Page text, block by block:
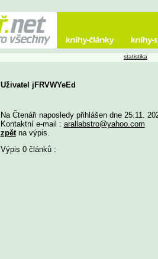
Uživatel jFRVWYeEd
Na Čtenáři naposledy přihlášen dne 25.11.
Kontaktní e-mail : arallabstro@yahoo.com
zpětna výpis.
Výpis 0 článků :
statistika